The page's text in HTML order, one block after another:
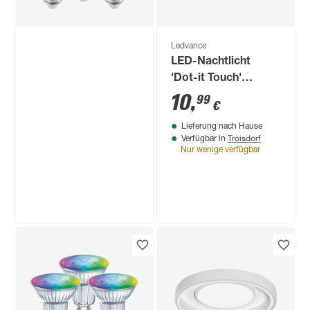
LED-Leuchtmittelset
'SMART Wifi CLA'
dimmbar
29,99€
Ledvance
LED-Nachtlicht
'Dot-it Touch'
dimmbar 0,45 W 32
lm neutralweiß Ø 6,5
x 1,8 cm
10,99 €
Lieferung nach Hause
Verfügbar in Troisdorf
Nur wenige verfügbar